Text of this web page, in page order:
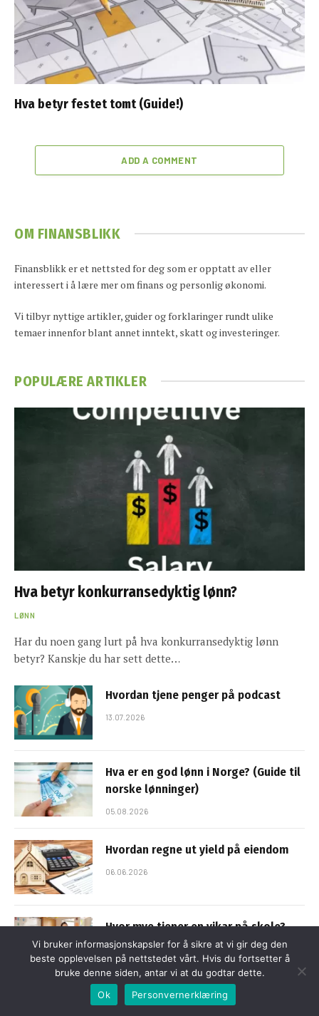
Hva betyr festet tomt (Guide!)
ADD A COMMENT
OM FINANSBLIKK
Finansblikk er et nettsted for deg som er opptatt av eller
interessert i å lære mer om finans og personlig økonomi.
Vi tilbyr nyttige artikler, guider og forklaringer rundt ulike
temaer innenfor blant annet inntekt, skatt og investeringer.
POPULÆRE ARTIKLER
Hva betyr konkurransedyktig lønn?
LØNN
Har du noen gang lurt på hva konkurransedyktig lønn
betyr? Kanskje du har sett dette…
Hvordan tjene penger på podcast
13.07.2026
Hva er en god lønn i Norge? (Guide til
norske lønninger)
05.08.2026
Hvordan regne ut yield på eiendom
06.06.2026
Hvor mye tjener en vikar på skole?
01.07.2026
Vi bruker informasjonskapsler for å sikre at vi gir deg den
beste opplevelsen på nettstedet vårt. Hvis du fortsetter å
bruke denne siden, antar vi at du godtar dette.
Ok
Personvernerklæring